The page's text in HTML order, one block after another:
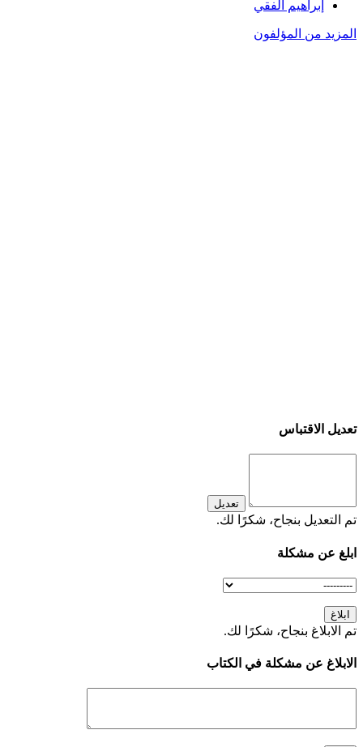
إبراهيم الفقي
المزيد من المؤلفون
تعديل الاقتباس
تعديل
تم التعديل بنجاح، شكرًا لك.
ابلغ عن مشكلة
ابلاغ
تم الابلاغ بنجاح، شكرًا لك.
الابلاغ عن مشكلة في الكتاب